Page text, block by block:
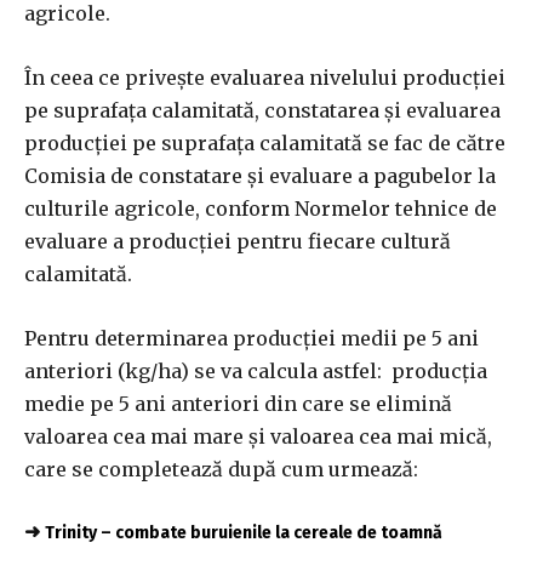
agricole.
În ceea ce privește evaluarea nivelului producției
pe suprafața calamitată, constatarea şi evaluarea
producției pe suprafața calamitată se fac de către
Comisia de constatare şi evaluare a pagubelor la
culturile agricole, conform Normelor tehnice de
evaluare a producției pentru fiecare cultură
calamitată.
Pentru determinarea producției medii pe 5 ani
anteriori (kg/ha) se va calcula astfel: producția
medie pe 5 ani anteriori din care se elimină
valoarea cea mai mare şi valoarea cea mai mică,
care se completează după cum urmează:
➜ Trinity – combate buruienile la cereale de toamnă